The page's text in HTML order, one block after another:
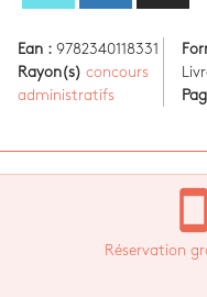
Ean : 9782340118331
Rayon(s) concours
administratifs
stay_current_portrait
Réservation